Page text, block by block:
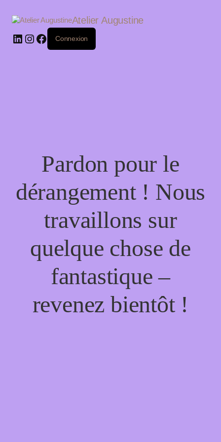
Atelier Augustine
Connexion
Pardon pour le
dérangement ! Nous
travaillons sur
quelque chose de
fantastique –
revenez bientôt !